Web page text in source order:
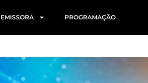
PROGRAMAÇÃO